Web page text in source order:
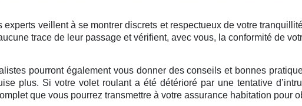
experts veillent à se montrer discrets et respectueux de votre
trace de leur passage et vérifient, avec vous, la conformité de
pourront également vous donner des conseils et bonnes
plus. Si votre volet roulant a été détérioré par une tentative
que vous pourrez transmettre à votre assurance habitation pour